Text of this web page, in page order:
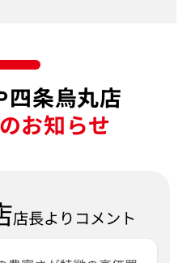
四条烏丸店
お知らせ
店長よりコメント